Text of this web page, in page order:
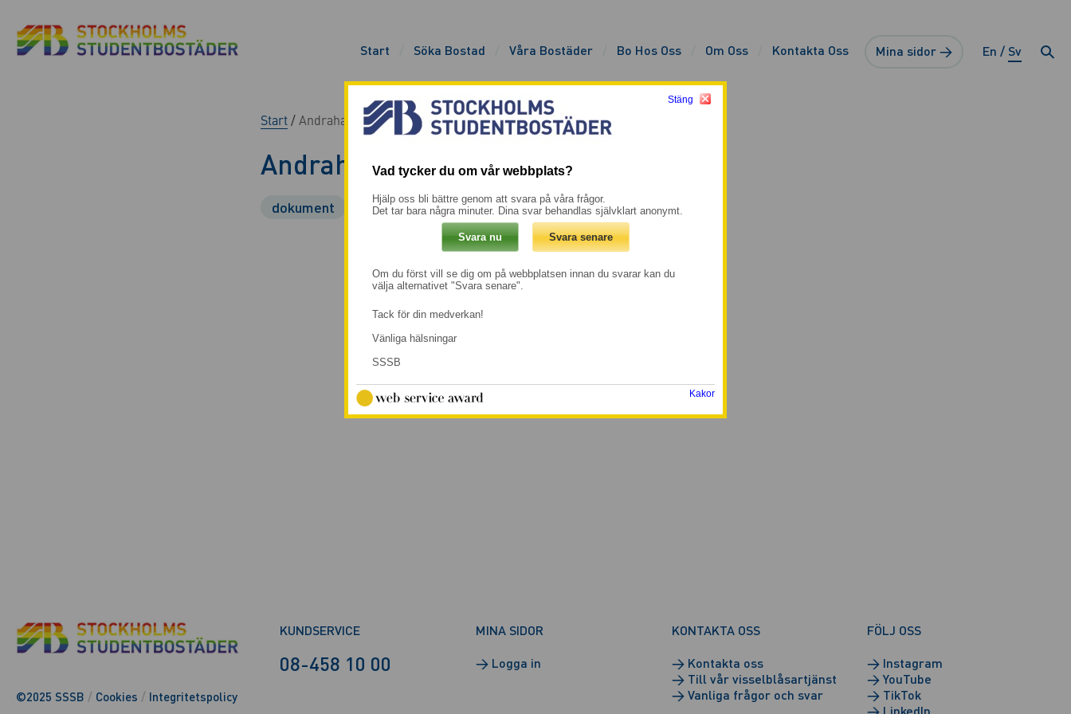
Start Söka Bostad Våra Bostäder Bo Hos Oss Om Oss Kontakta Oss Mina sidor → En Sv
Start/Andrahandsuthyrning fullmakt
Andrahandsuthyrning fullmakt
dokument 2023-10-02 · Senast uppdaterad 2023-10-02
©2025 SSSB / Cookies / Integritetspolicy
KUNDSERVICE
08-458 10 00
MINA SIDOR
→Logga in
KONTAKTA OSS
→Kontakta oss
→Till vår visselblåsartjänst
→Vanliga frågor och svar
FÖLJ OSS
→ Instagram
→YouTube
→ TikTok
→ LinkedIn
Stäng
Vad tycker du om vår webbplats?
Hjälp oss bli bättre genom att svara på våra frågor.
Det tar bara några minuter. Dina svar behandlas självklart anonymt.
Om du först vill se dig om på webbplatsen innan du svarar kan du
välja alternativet "Svara senare".
Tack för din medverkan!
Vänliga hälsningar
SSSB
Kakor